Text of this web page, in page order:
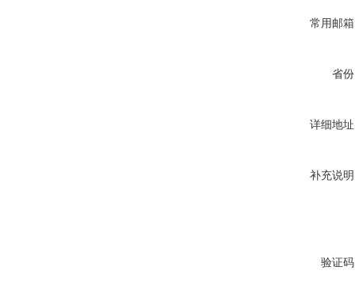
常用邮
省
详细地
补充说
验证